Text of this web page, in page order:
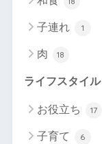
子連れ 1
肉 18
ライフスタイル
お役立ち 17
子育て 6